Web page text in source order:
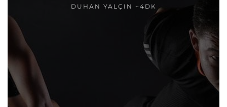
DUHAN YALÇIN ~4DK